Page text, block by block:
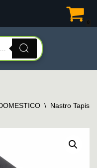
\ Nastro Tapis